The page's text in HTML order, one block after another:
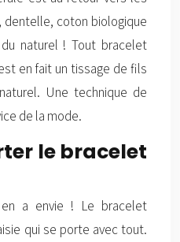
dentelle, coton biologique
naturel ! Tout bracelet
en fait un tissage de fils
Une technique de
de la mode.
le bracelet
a envie ! Le bracelet
qui se porte avec tout.